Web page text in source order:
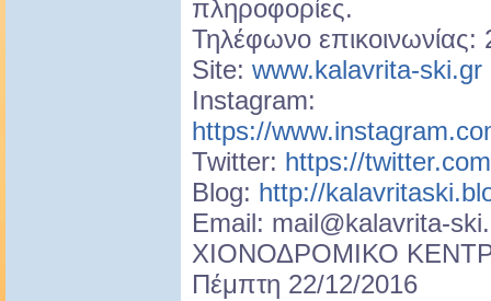
πληροφορίες.
Τηλέφωνο
Site: www.kalavrita-ski.gr
Instagram:
https://
Twitter: https://
Blog: http://
Email: mail@kalavrita-
ΧΙΟΝΟΔΡΟΜΙΚΟ
Πέμπτη 22/12/2016